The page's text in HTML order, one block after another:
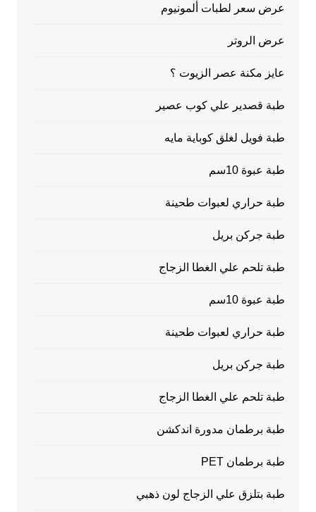
عرض سعر لطبات ألمونيوم
عرض الروتر
عايز مكنة عصر الزيوت ؟
طبة قصدير علي كوب عصير
طبة فويل لغلق كوباية مايه
طبة عبوة 10سم
طبة حراري لعبوات طحينة
طبة جركن بريل
طبة تلحم علي الغطا الزجاج
طبة عبوة 10سم
طبة حراري لعبوات طحينة
طبة جركن بريل
طبة تلحم علي الغطا الزجاج
طبة برطمان مدورة اندكشن
طبة برطمان PET
طبة بتلزق علي الزجاج لون ذهبي